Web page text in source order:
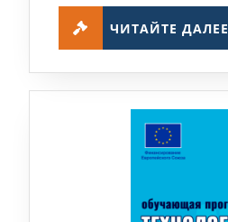
ЧИТАЙТЕ ДАЛЕЕ